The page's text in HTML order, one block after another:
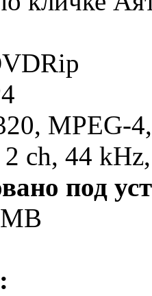
MPEG-
ch, 44
под